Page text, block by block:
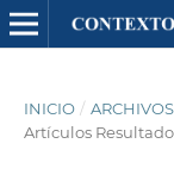
INICIO / ARCHIVOS
Artículos